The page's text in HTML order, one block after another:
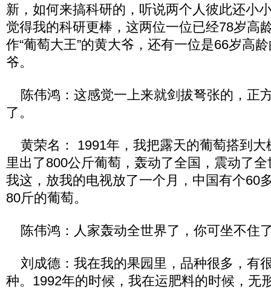
新，如何来搞科研的，听说两个人彼此还小
觉得我的科研更棒，这两位一位已经78岁高
作“葡萄大王”的黄大爷，还有一位是66岁高龄
爷。
陈伟鸿：这感觉一上来就剑拔弩张的，正
了。
黄荣名： 1991年，我把露天的葡萄搭到大
里出了800公斤葡萄，轰动了全国，震动了
我这，放我的电视放了一个月，中国有个60
80斤的葡萄。
陈伟鸿：人家轰动全世界了，你可坐不住
刘成德：我在我的果园里，品种很多，有
种。1992年的时候，我在运肥料的时候，无